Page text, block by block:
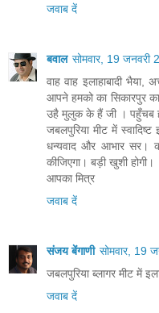
जवाब दें
बवाल सोमवार, 19
वाह वाह इलाहाबादी
आपने हमको का सिकारपुर
उहै मुलुक के हैं जी । पहुँचब
जबलपुरिया मीट में
धन्यवाद और आभार सर।
कीजिएगा। बड़ी खुशी होगी।
आपका मित्र
जवाब दें
संजय बेंगाणी सोमवार, 19
जबलपुरिया ब्‍लागर मीट में
जवाब दें